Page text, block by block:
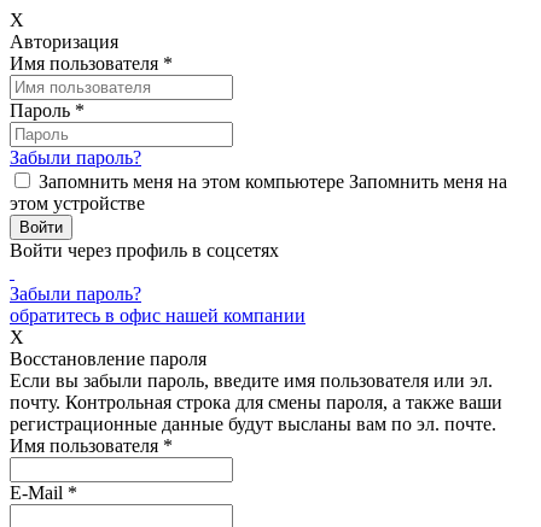
X
Авторизация
Имя пользователя *
Пароль *
Забыли пароль?
Запомнить меня на этом компьютере Запомнить меня на
этом устройстве
Войти через профиль в соцсетях
Забыли пароль?
обратитесь в офис нашей компании
X
Восстановление пароля
Если вы забыли пароль, введите имя пользователя или эл.
почту. Контрольная строка для смены пароля, а также ваши
регистрационные данные будут высланы вам по эл. почте.
Имя пользователя *
E-Mail *